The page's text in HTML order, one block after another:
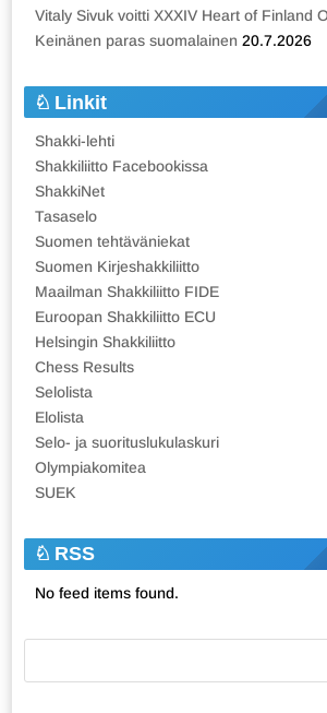
Vitaly Sivuk voitti XXXIV Heart of Finland
Keinänen paras suomalainen 20.7.2026
Linkit
Shakki-lehti
Shakkiliitto Facebookissa
ShakkiNet
Tasaselo
Suomen tehtäväniekat
Suomen Kirjeshakkiliitto
Maailman Shakkiliitto FIDE
Euroopan Shakkiliitto ECU
Helsingin Shakkiliitto
Chess Results
Selolista
Elolista
Selo- ja suorituslukulaskuri
Olympiakomitea
SUEK
RSS
No feed items found.